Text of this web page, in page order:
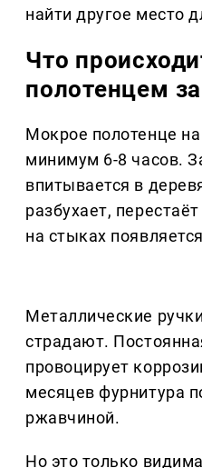
найти другое место
Что
полотенцем
Мокрое полотенце
минимум 6-8 часов.
впитывается в
разбухает,
на стыках
Металлические
страдают.
провоцирует
месяцев фурнитура
ржавчиной.
Но это только